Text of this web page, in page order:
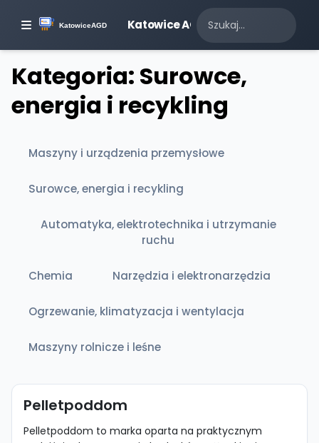
Katowice AGD
Kategoria: Surowce,
energia i recykling
Maszyny i urządzenia przemysłowe
Surowce, energia i recykling
Automatyka, elektrotechnika i utrzymanie
ruchu
Chemia Narzędzia i elektronarzędzia
Ogrzewanie, klimatyzacja i wentylacja
Maszyny rolnicze i leśne
Pelletpoddom
Pelletpoddom to marka oparta na praktycznym